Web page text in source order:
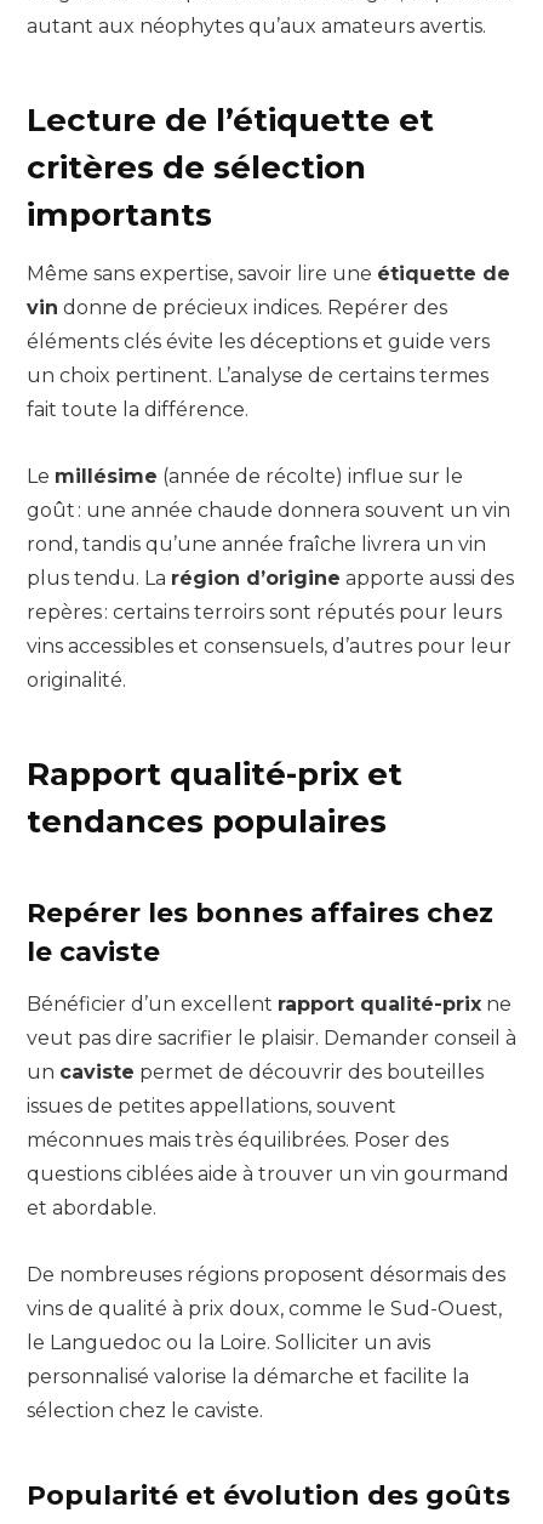
autant aux néophytes qu’aux amateurs avertis.
Lecture de l’étiquette et
critères de sélection
importants
Même sans expertise, savoir lire une étiquette de
vin donne de précieux indices. Repérer des
éléments clés évite les déceptions et guide vers
un choix pertinent. L’analyse de certains termes
fait toute la différence.
Le millésime (année de récolte) influe sur le
goût : une année chaude donnera souvent un vin
rond, tandis qu’une année fraîche livrera un vin
plus tendu. La région d’origine apporte aussi des
repères : certains terroirs sont réputés pour leurs
vins accessibles et consensuels, d’autres pour leur
originalité.
Rapport qualité-prix et
tendances populaires
Repérer les bonnes affaires chez
le caviste
Bénéficier d’un excellent rapport qualité-prix ne
veut pas dire sacrifier le plaisir. Demander conseil à
un caviste permet de découvrir des bouteilles
issues de petites appellations, souvent
méconnues mais très équilibrées. Poser des
questions ciblées aide à trouver un vin gourmand
et abordable.
De nombreuses régions proposent désormais des
vins de qualité à prix doux, comme le Sud-Ouest,
le Languedoc ou la Loire. Solliciter un avis
personnalisé valorise la démarche et facilite la
sélection chez le caviste.
Popularité et évolution des goûts